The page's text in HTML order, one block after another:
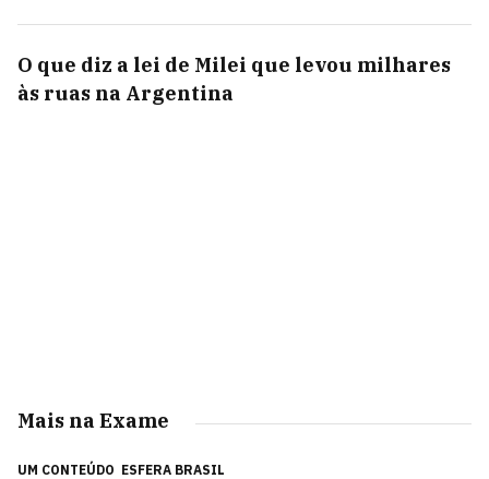
O que diz a lei de Milei que levou milhares
às ruas na Argentina
Mais na Exame
UM CONTEÚDO ESFERA BRASIL